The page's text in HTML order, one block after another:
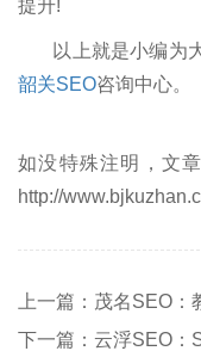
提升!
以上就是小编为大
韶关SEO咨询中心。
如没特殊注明，文
http://
上一篇：茂名SEO
下一篇：云浮SEO：